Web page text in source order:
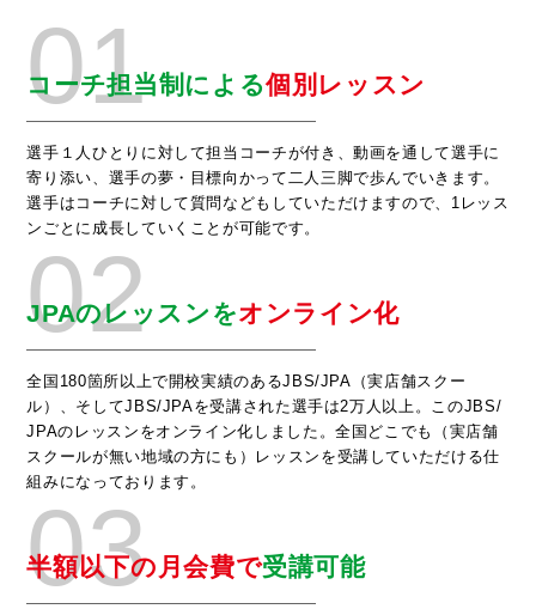
01
コーチ担当制による個別レッスン
選手１人ひとりに対して担当コーチが付き、動画を通して選手に
寄り添い、選手の夢・目標向かって二人三脚で歩んでいきます。
選手はコーチに対して質問などもしていただけますので、1レッス
ンごとに成長していくことが可能です。
02
JPAのレッスンをオンライン化
全国180箇所以上で開校実績のあるJBS/JPA（実店舗スクー
ル）、そしてJBS/JPAを受講された選手は2万人以上。このJBS/
JPAのレッスンをオンライン化しました。全国どこでも（実店舗
スクールが無い地域の方にも）レッスンを受講していただける仕
組みになっております。
03
半額以下の月会費で受講可能